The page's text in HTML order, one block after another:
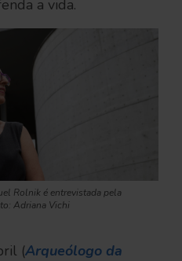
a vida.
Rolnik é entrevistada pela
Adriana Vichi
(Arqueólogo da